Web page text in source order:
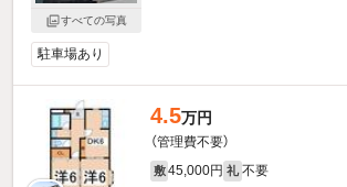
すべての写真
駐車場あり
4.5万円
（管理費不要）
敷 45,000円 礼 不要